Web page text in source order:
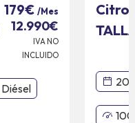
179€ /Mes
12.990€
IVA NO
INCLUIDO
Diésel